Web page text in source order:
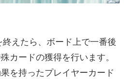
えたら、ボード上で一番後
カードの獲得を行います。
を持ったプレイヤーカード